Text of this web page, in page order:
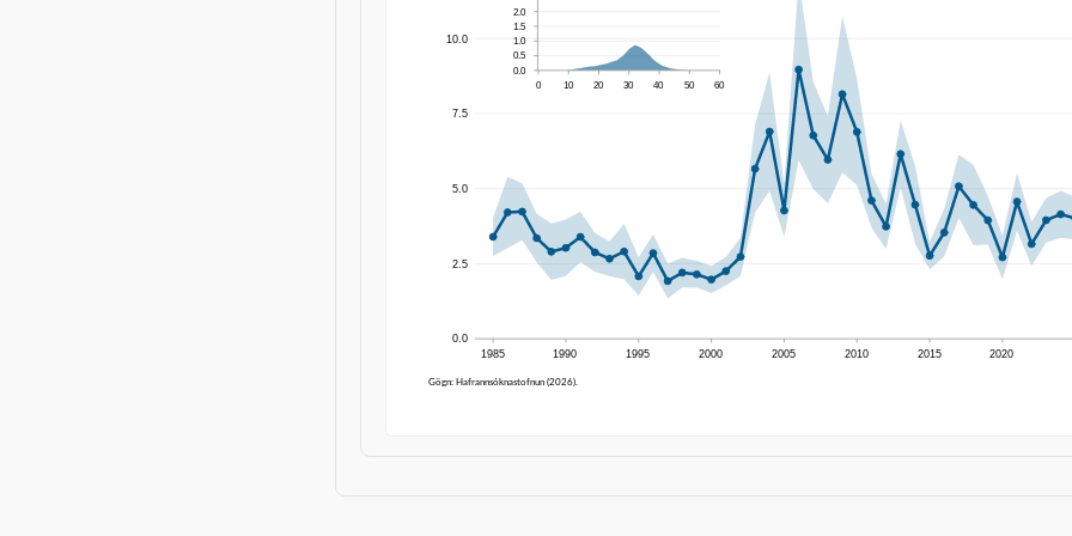
0.0
2.5
5.0
7.5
10.0
1985 1990 1995 2000 2005 2010 2015 2020
Gögn: Hafrannsóknastofnun (2026).
0.0
0.5
1.0
1.5
2.0
0 10 20 30 40 50 60